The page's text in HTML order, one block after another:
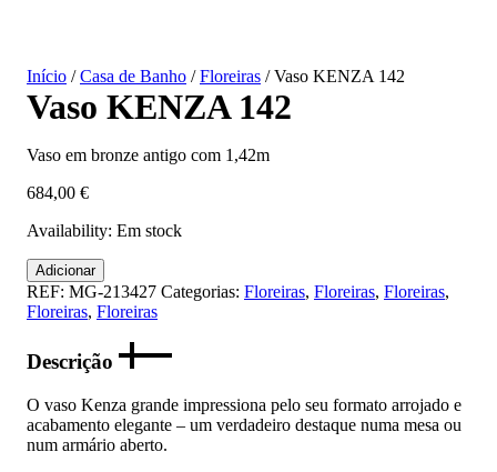
Início /Casa de Banho /Floreiras / Vaso KENZA 142
Vaso KENZA 142
Vaso em bronze antigo com 1,42m
684,00 €
Availability: Em stock
Quantidade
de
Vaso
Adicionar
REF: MG-213427 Categorias: Floreiras, Floreiras, Floreiras,
Floreiras, Floreiras
Descrição
O vaso Kenza grande impressiona pelo seu formato arrojado e
acabamento elegante – um verdadeiro destaque numa mesa ou
num armário aberto.